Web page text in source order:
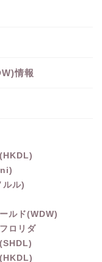
情報
ルル)
ルド(WDW)
ロリダ